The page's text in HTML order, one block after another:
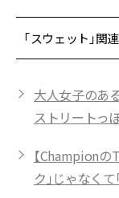
「スウェット」関
大人女子のあ
ストリートっ
【Championの
ク」じゃなくて